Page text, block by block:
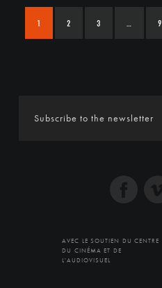
1 2 3 9
AVEC LE SOUTIEN DU CENTRE
DU CINÉMA ET DE
L'AUDIOVISUEL